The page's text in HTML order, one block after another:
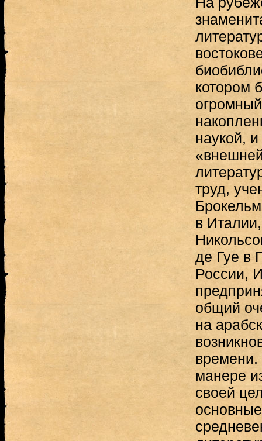
котором
наукой,
труд,
в
де Гуе в
России,
общий
на
манере
своей